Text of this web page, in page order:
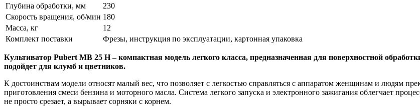
Глубина обработки, мм
230
Скорость вращения, об/мин 180
Масса, кг
12
Комплект поставки
Фрезы, инструкция по эксплуатации, картонная упаковка
Культиватор Pubert MB 25 H – компактная модель легкого класса, предназначенная для поверхностной
подойдет для клумб и цветников.
К достоинствам модели относят малый вес, что позволяет с легкостью справляться с аппаратом женщинам и людям
приготовления смеси бензина и моторного масла. Система легкого запуска и электронного зажигания облегчает
не просто срезает, а вырывает сорняки с корнем.